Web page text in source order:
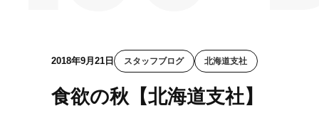
2018年9月21日 スタッフブログ 北海道支社
食欲の秋【北海道支社】